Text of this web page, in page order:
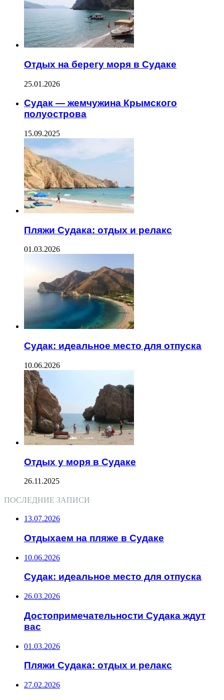
Отдых на берегу моря в Судаке
25.01.2026
Судак — жемчужина Крымского
полуострова
15.09.2025
Пляжи Судака: отдых и релакс
01.03.2026
Судак: идеальное место для отпуска
10.06.2026
Отдых у моря в Судаке
26.11.2025
ПОСЛЕДНИЕ ЗАПИСИ
13.07.2026
Отдыхаем на пляже в Судаке
10.06.2026
Судак: идеальное место для отпуска
26.03.2026
Достопримечательности Судака ждут
вас
01.03.2026
Пляжи Судака: отдых и релакс
27.02.2026